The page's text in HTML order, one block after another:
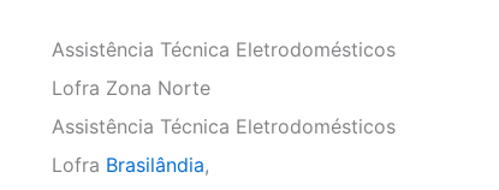
Assistência Técnica Eletrodomésticos
Lofra Zona Norte
Assistência Técnica Eletrodomésticos
Lofra Brasilândia,